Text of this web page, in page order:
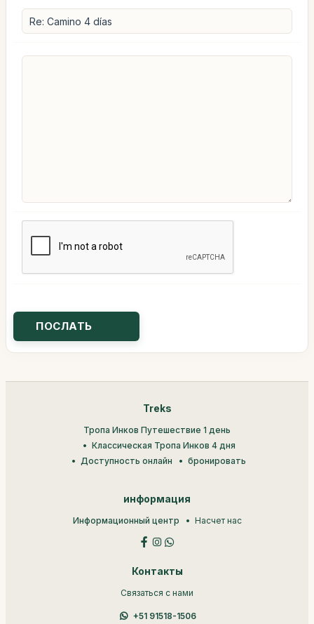
Treks
Тропа Инков Путешествие 1 день
Классическая Тропа Инков 4 дня
Доступность онлайн
бронировать
информация
Информационный центр Насчет нас
Контакты
Связаться с нами
+51 91518-1506